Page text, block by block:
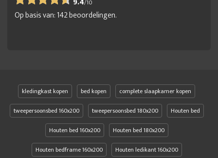
/10
Op basis van:142beoordelingen.
kledingkast kopen bed kopen
complete slaapkamer kopen
tweepersoonsbed 160x200
tweepersoonsbed 180x200
Houten bed
Houten bed 160x200
Houten bed 180x200
Houten bedframe 160x200
Houten ledikant 160x200